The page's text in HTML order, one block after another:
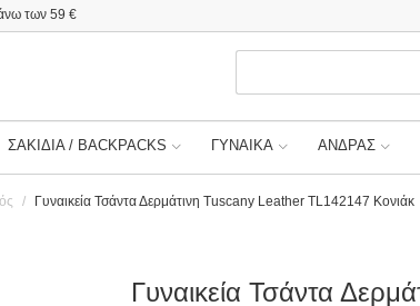
των 59 €
ΣΑΚΙΔΙΑ / BACKPACKS ΓΥΝΑΙΚΑ ΑΝΔΡΑΣ
/ Γυναικεία Τσάντα Δερμάτινη Tuscany Leather TL142147 Κονιάκ
Γυναικεία Τσάντα